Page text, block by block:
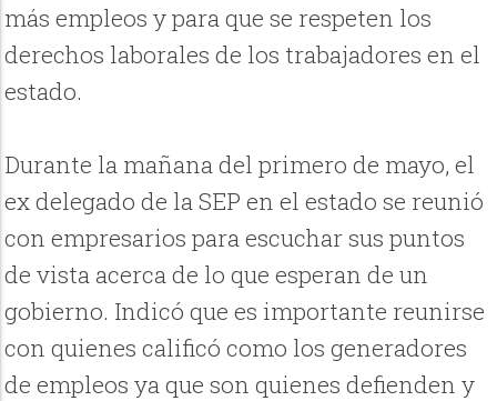
más empleos y para que se respeten los
derechos laborales de los trabajadores en el
estado.
Durante la mañana del primero de mayo, el
ex delegado de la SEP en el estado se reunió
con empresarios para escuchar sus puntos
de vista acerca de lo que esperan de un
gobierno. Indicó que es importante reunirse
con quienes calificó como los generadores
de empleos ya que son quienes defienden y